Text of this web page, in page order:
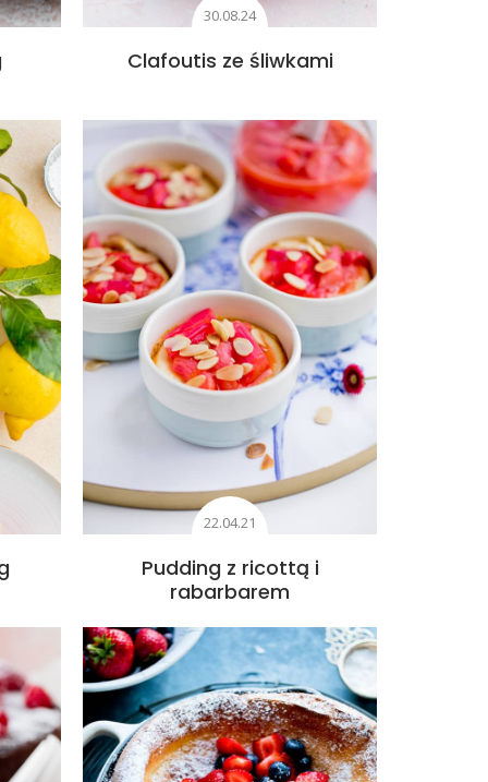
30.08.24
Clafoutis ze śliwkami
22.04.21
Pudding z ricottą i
rabarbarem